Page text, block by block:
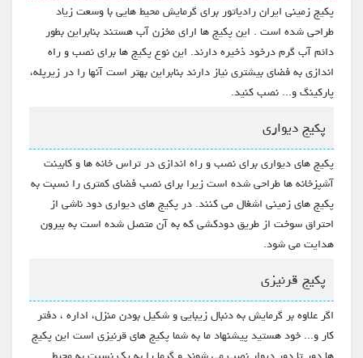
پکیج زمینی ایران رادیاتور برای گرمایش محیط هایی با وسعت زیاد
طراحی شده است . این پکیج ها ارای مخزن آب هستند بنابراین بطور
دائم آب گرم درخود ذخیره دارند. این نوع پکیج ها برای نصب و راه
اندازی به فضای بیشتری نیاز دارند بنابراین بهتر است آنها را در زیرپله،
پارکینگ و... نصب کنید.
پکیج دیواری
پکیج های دیواری برای نصب و راه اندازی در تراس خانه ها و کابینت
آشپزخانه ها طراحی شده است زیرا برای نصب فضای کمتری را نسبت به
پکیج های زمینی اشغال می کنند. در پکیج های دیواری دود ناشی از
احتراق سوخت از طریق دودکشی که به آن متصل شده است به بیرون
هدایت می شود.
پکیج قرنیزی
اگر علاوه بر گرمایش به دنبال زیبایی و شکیل بودن منزل، اداره ، دفتر
کار و... خود هستید پیشنهاد ما به شما پکیج های قرنیزی است این پکیج